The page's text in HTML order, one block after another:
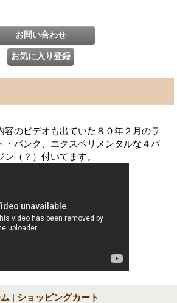
容のビデオも出ていた８０年２月のラ
・パンク、エクスペリメンタルな４バ
（？）付いてます。
| ショッピングカート